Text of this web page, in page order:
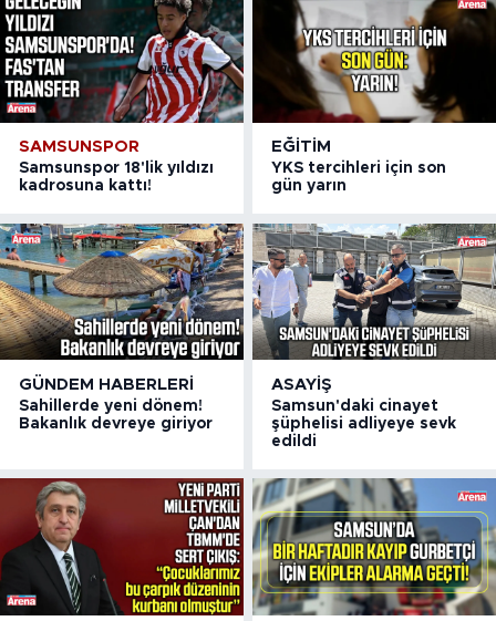
SAMSUNSPOR
Samsunspor 18'lik yıldızı
kadrosuna kattı!
EĞITIM
YKS tercihleri için son
gün yarın
GÜNDEM HABERLERI
Sahillerde yeni dönem!
Bakanlık devreye giriyor
ASAYIŞ
Samsun'daki cinayet
şüphelisi adliyeye sevk
edildi